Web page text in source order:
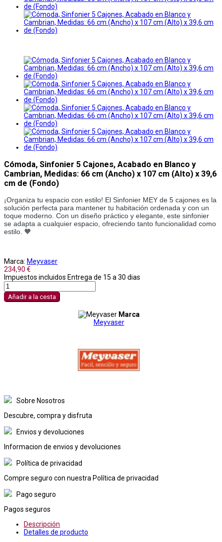
Cómoda, Sinfonier 5 Cajones, Acabado en Blanco y
Cambrian, Medidas: 66 cm (Ancho) x 107 cm (Alto) x 39,6
cm de (Fondo)
¡Organiza tu espacio con estilo! El Sinfonier MEY de 5 cajones es la
solución perfecta para mantener tu habitación ordenada y con un
toque moderno. Con un diseño práctico y elegante, este sinfonier
se adapta a cualquier espacio, ofreciendo tanto funcionalidad como
estilo. 🧡
Marca: Meyvaser
234,90 €
Impuestos incluidos Entrega de 15 a 30 dias
Añadir a la cesta
Marca
Meyvaser
Sobre Nosotros
Descubre, compra y disfruta
Envios y devoluciones
Informacion de envios y devoluciones
Política de privacidad
Compre seguro con nuestra Política de privacidad
Pago seguro
Pagos seguros
Descripción
Detalles de producto